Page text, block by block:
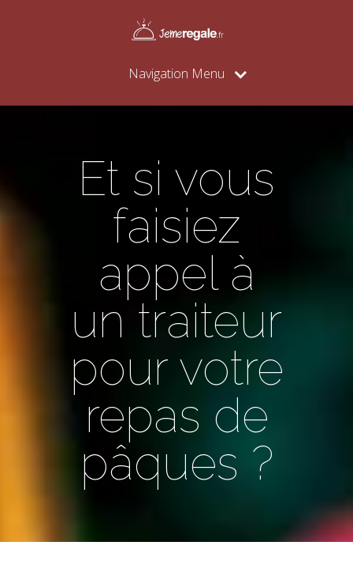
Navigation Menu
Et si vous
faisiez
appel à
un traiteur
pour votre
repas de
pâques ?